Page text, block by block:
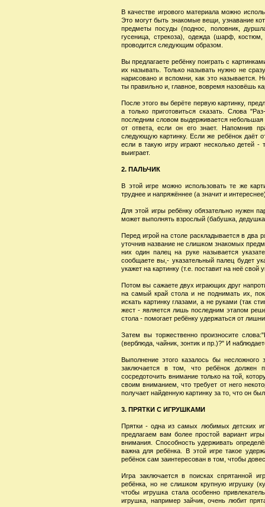
В качестве игрового материала можно
Это могут быть знакомые вещи, узнавание
предметы посуды (поднос, половник,
гусеница, стрекоза), одежда (шарф,
проводится следующим образом.
Вы предлагаете ребёнку поиграть с
их называть. Только называть нужно не
нарисовано и вспомни, как это называется.
ты правильно и, главное, вовремя назовёшь
После этого вы берёте первую картинку,
а только приготовиться сказать. Слова
последним словом выдерживается небольшая
от ответа, если он его знает. Напомнив
следующую картинку. Если же ребёнок даёт
если в такую игру играют несколько детей -
выиграет.
2. ПАЛЬЧИК
В этой игре можно использовать те же
труднее и напряжённее (а значит и
Для этой игры ребёнку обязательно нужен
может выполнять взрослый (бабушка,
Перед игрой на столе раскладывается в два
уточнив название не слишком знакомых
них один палец на руке называется
сообщаете вы,- указательный палец будет
укажет на картинку (т.е. поставит на неё свой
Потом вы сажаете двух играющих друг
на самый край стола и не поднимать их,
искать картинку глазами, а не руками (так
жест - является лишь последним этапом
стола - помогает ребёнку удержаться от
Затем вы торжественно произносите
(верблюда, чайник, зонтик и пр.)?" И
Выполнение этого казалось бы
заключается в том, что ребёнок должен
сосредоточить внимание только на той,
своим вниманием, что требует от него
получает найденную картинку за то, что он
3. ПРЯТКИ С ИГРУШКАМИ
Прятки - одна из самых любимых детских
предлагаем вам более простой вариант
внимания. Способность удерживать
важна для ребёнка. В этой игре такое
ребёнок сам заинтересован в том, чтобы
Игра заключается в поисках спрятанной
ребёнка, но не слишком крупную игрушку
чтобы игрушка стала особенно
игрушка, например зайчик, очень любит